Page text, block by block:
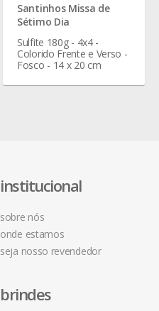
Santinhos Missa de
Sétimo Dia
Sulfite 180g - 4x4 -
Colorido Frente e Verso -
Fosco - 14 x 20 cm
institucional
sobre nós
onde estamos
seja nosso revendedor
brindes